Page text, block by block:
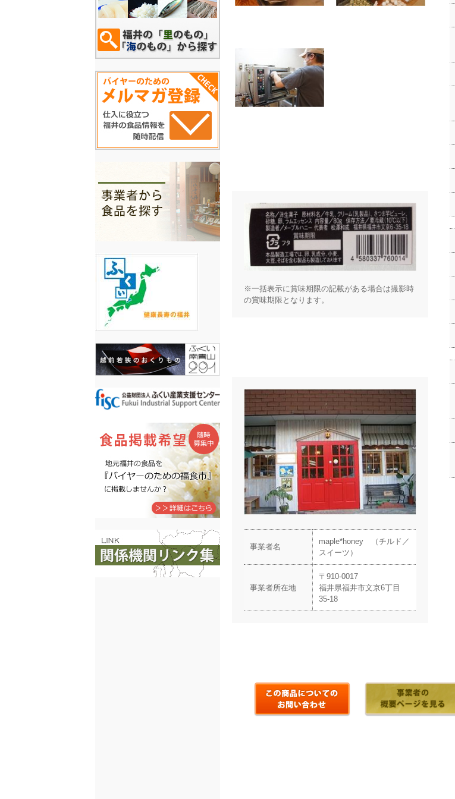
※一括表示に賞味期限の記載がある場合は撮影時
の賞味期限となります。
事業者名
maple*honey （チルド／
スイーツ）
事業者所在地
〒910-0017
福井県福井市文京6丁目
35-18